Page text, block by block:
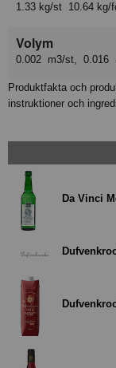
1.33 kg/st 10.64 kg/
Volym
0.002 m3/st, 0.016
Produktfakta och
instruktioner och
Da Vinci